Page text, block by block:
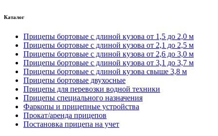
Каталог
Прицепы бортовые с длиной кузова от 1,5 до 2,0 м
Прицепы бортовые с длиной кузова от 2,1 до 2,5 м
Прицепы бортовые с длиной кузова от 2,6 до 3,0 м
Прицепы бортовые с длиной кузова от 3,1 до 3,7 м
Прицепы бортовые с длиной кузова свыше 3,8 м
Прицепы бортовые двухосные
Прицепы для перевозки водной техники
Прицепы специального назначения
Фаркопы и прицепные устройства
Прокат/аренда прицепов
Постановка прицепа на учет